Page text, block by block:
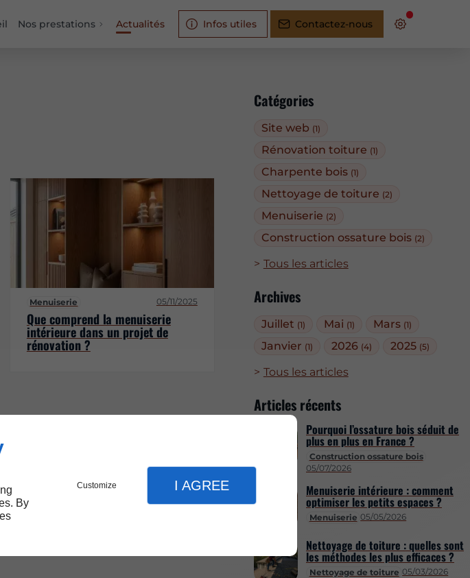
By
Customize I AGREE
Nos prestations Actualités Infos utiles Contactez-nous
Catégories
Site web (1)
Rénovation toiture (1)
Charpente bois (1)
Nettoyage de toiture (2)
Menuiserie (2)
Construction ossature bois (2)
Tous les articles
Archives
Juillet (1) Mai (1) Mars (1)
Janvier (1) 2026 (4) 2025 (5)
Tous les articles
Articles récents
Construction ossature bois
05/07/2026
Pourquoi l’ossature bois séduit de
plus en plus en France ?
Menuiserie 05/05/2026
Menuiserie intérieure : comment
optimiser les petits espaces ?
Nettoyage de toiture 05/03/2026
Nettoyage de toiture : quelles sont
les méthodes les plus efficaces ?
Menuiserie 05/11/2025
Que comprend la menuiserie
intérieure dans un projet de
rénovation ?